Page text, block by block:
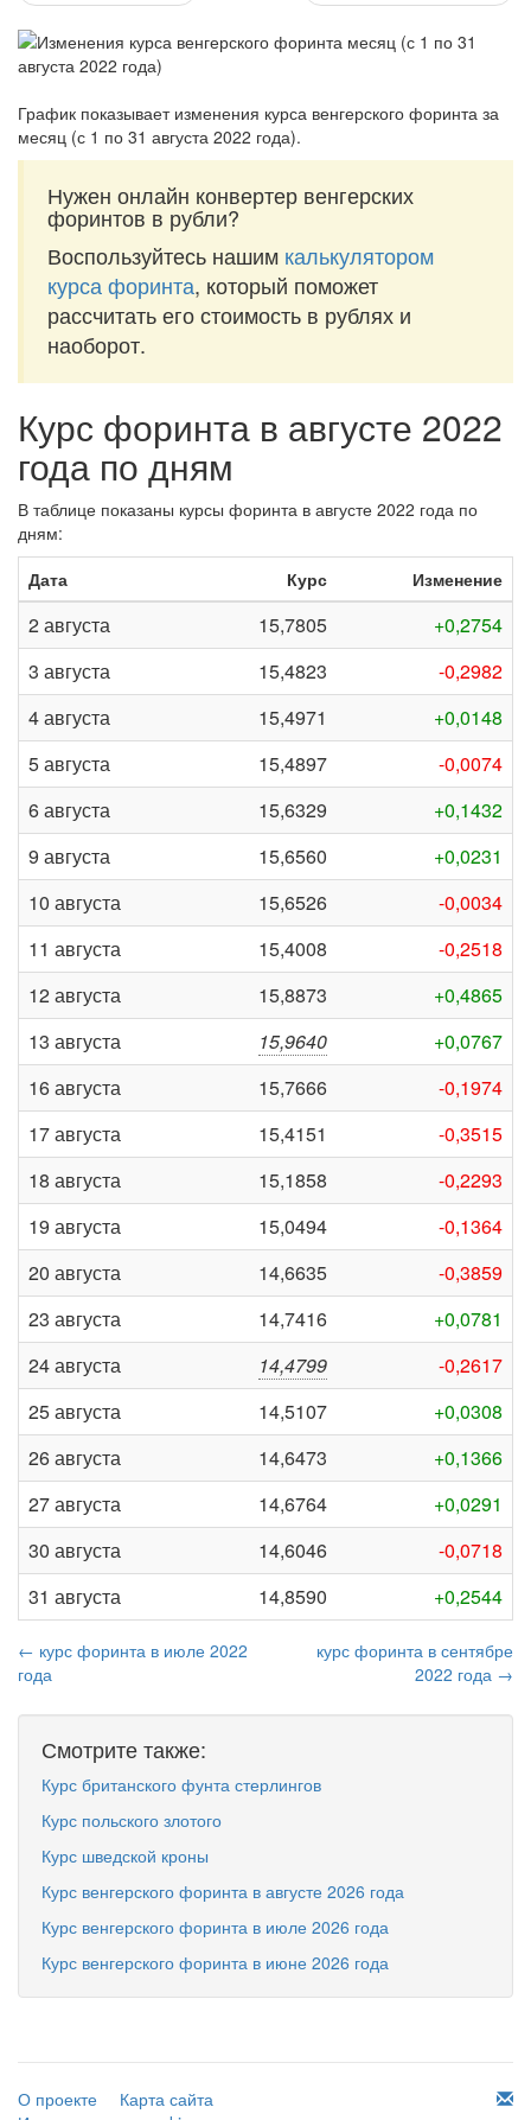
График показывает изменения курса венгерского форинта за
месяц (с 1 по 31 августа 2022 года).
Нужен онлайн конвертер венгерских
форинтов в рубли?
Воспользуйтесь нашим калькулятором
курса форинта, который поможет
рассчитать его стоимость в рублях и
наоборот.
Курс форинта в августе 2022
года по дням
В таблице показаны курсы форинта в августе 2022 года по
дням:
Дата
Курс Изменение
2 августа 15,7805
+0,2754
3 августа
15,4823
-0,2982
4 августа
15,4971
+0,0148
5 августа
15,4897
-0,0074
6 августа
15,6329
+0,1432
9 августа
15,6560
+0,0231
10 августа
15,6526
-0,0034
11 августа
15,4008
-0,2518
12 августа
15,8873
+0,4865
13 августа
15,9640
+0,0767
16 августа
15,7666
-0,1974
17 августа
15,4151
-0,3515
18 августа
15,1858
-0,2293
19 августа
15,0494
-0,1364
20 августа
14,6635
-0,3859
23 августа
14,7416
+0,0781
24 августа
14,4799
-0,2617
25 августа
14,5107
+0,0308
26 августа
14,6473
+0,1366
27 августа
14,6764
+0,0291
30 августа
14,6046
-0,0718
31 августа
14,8590 +0,2544
← курс форинта в июле 2022
года
курс форинта в сентябре
2022 года →
Смотрите также:
Курс британского фунта стерлингов
Курс польского злотого
Курс шведской кроны
Курс венгерского форинта в августе 2026 года
Курс венгерского форинта в июле 2026 года
Курс венгерского форинта в июне 2026 года
О проекте
Карта сайта